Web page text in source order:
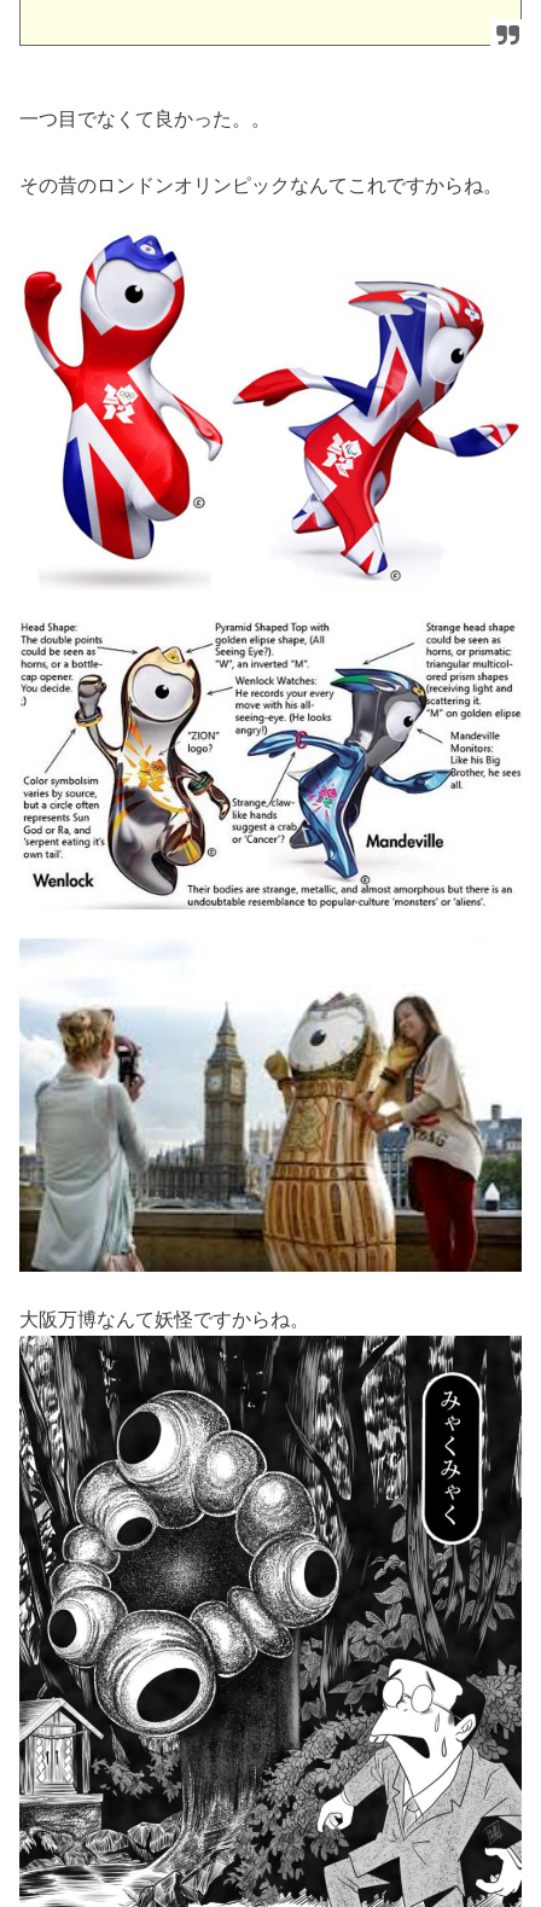
一つ目でなくて良かった。。
その昔のロンドンオリンピックなんてこれですからね。
大阪万博なんて妖怪ですからね。